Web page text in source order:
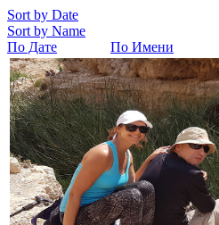
Sort by Date
Sort by Name
По Дате
По Имени